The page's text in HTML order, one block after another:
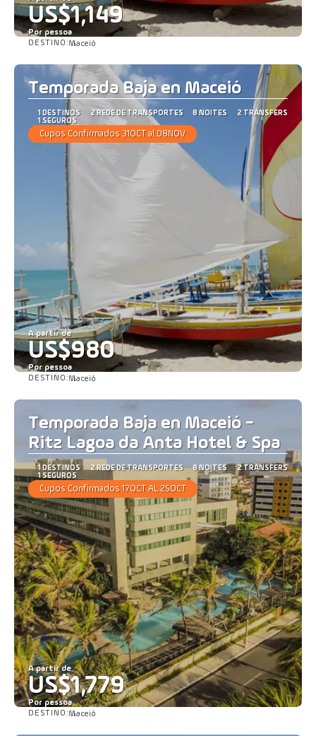
US$1,149
Por pessoa
DESTINO:Maceió
Temporada Baja en Maceió
1 DESTINOS 2 REDE DE TRANSPORTES 8 NOITES
2 TRANSFERS
1 SEGUROS
Cupos Confirmados 31OCT al 08NOV
A partir de
US$980
Por pessoa
DESTINO:Maceió
Temporada Baja en Maceió -
Ritz Lagoa da Anta Hotel & Spa
1 DESTINOS 2 REDE DE TRANSPORTES 8 NOITES
2 TRANSFERS
1 SEGUROS
Cupos Confirmados 17OCT AL 25OCT
A partir de
US$1,779
Por pessoa
DESTINO:Maceió